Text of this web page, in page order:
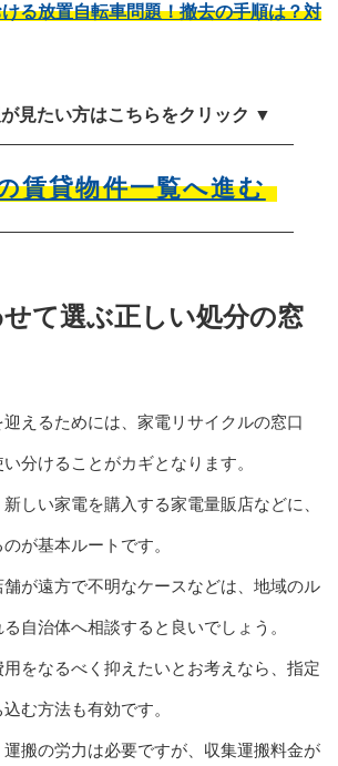
る放置自転車問題！撤去の手順は？対
見たい方はこちらをクリック ▼
賃貸物件一覧へ進む
て選ぶ正しい処分の窓
えるためには、家電リサイクルの窓口
分けることがカギとなります。
しい家電を購入する家電量販店などに、
が基本ルートです。
が遠方で不明なケースなどは、地域のル
自治体へ相談すると良いでしょう。
をなるべく抑えたいとお考えなら、指定
む方法も有効です。
搬の労力は必要ですが、収集運搬料金が